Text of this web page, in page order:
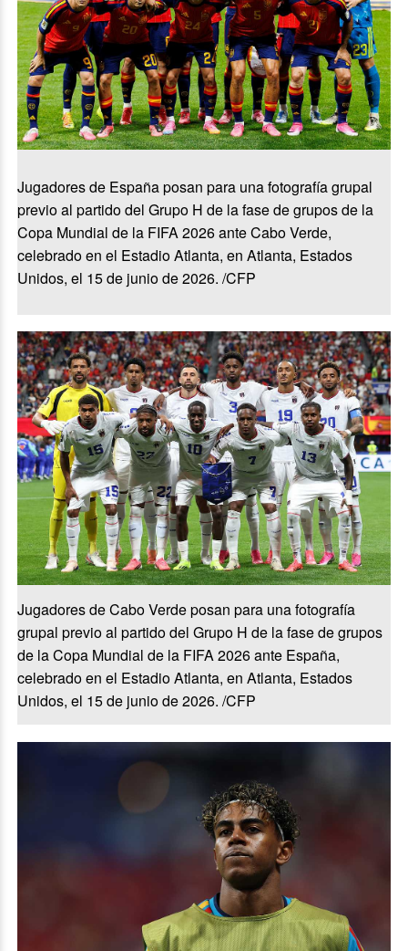
Jugadores de España posan para una fotografía grupal
previo al partido del Grupo H de la fase de grupos de la
Copa Mundial de la FIFA 2026 ante Cabo Verde,
celebrado en el Estadio Atlanta, en Atlanta, Estados
Unidos, el 15 de junio de 2026. /CFP
Jugadores de Cabo Verde posan para una fotografía
grupal previo al partido del Grupo H de la fase de grupos
de la Copa Mundial de la FIFA 2026 ante España,
celebrado en el Estadio Atlanta, en Atlanta, Estados
Unidos, el 15 de junio de 2026. /CFP